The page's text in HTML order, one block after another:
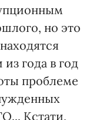
но это
года в год
проблеме
Кстати,